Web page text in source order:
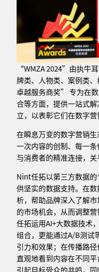
“WMZA 2024”由执牛
牌类、人物类、案例类
卓越服务商奖” 专为在
合等方面，提供一站式
立，以表彰它们在数字营
在瞬息万变的数字营销
一次内容的创制、每一
与消费者的精准连接，关
Nint任拓以第三方数据
供坚实的数据支持。在
析，帮助品牌深入了解
的市场机会，从而调整
任拓运用AI+大数据技术
组合，更能通过A/B测试
引力和效果；在传播路
直观地看到内容在不同
引起目标受众的共鸣，